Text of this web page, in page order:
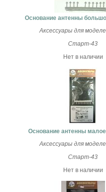
Основание антенны
Аксессуары для
Старт-43
Нет в наличии
Основание антенны
Аксессуары для
Старт-43
Нет в наличии